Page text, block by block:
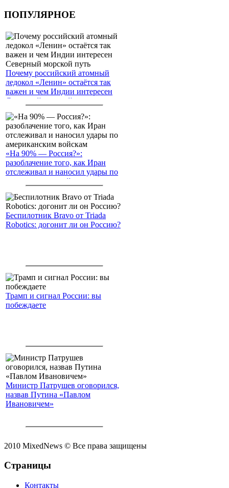
ПОПУЛЯРНОЕ
Почему российский атомный
ледокол «Ленин» остаётся так
важен и чем Индии интересен
Северный морской путь
«На 90% — Россия?»:
разоблачение того, как Иран
отслеживал и наносил удары по
американским войскам
Беспилотник Bravo от Triada
Robotics: догонит ли он Россию?
Трамп и сигнал России: вы
побеждаете
Министр Патрушев оговорился,
назвав Путина «Павлом
Ивановичем»
2010 MixedNews © Все права защищены
Страницы
Контакты